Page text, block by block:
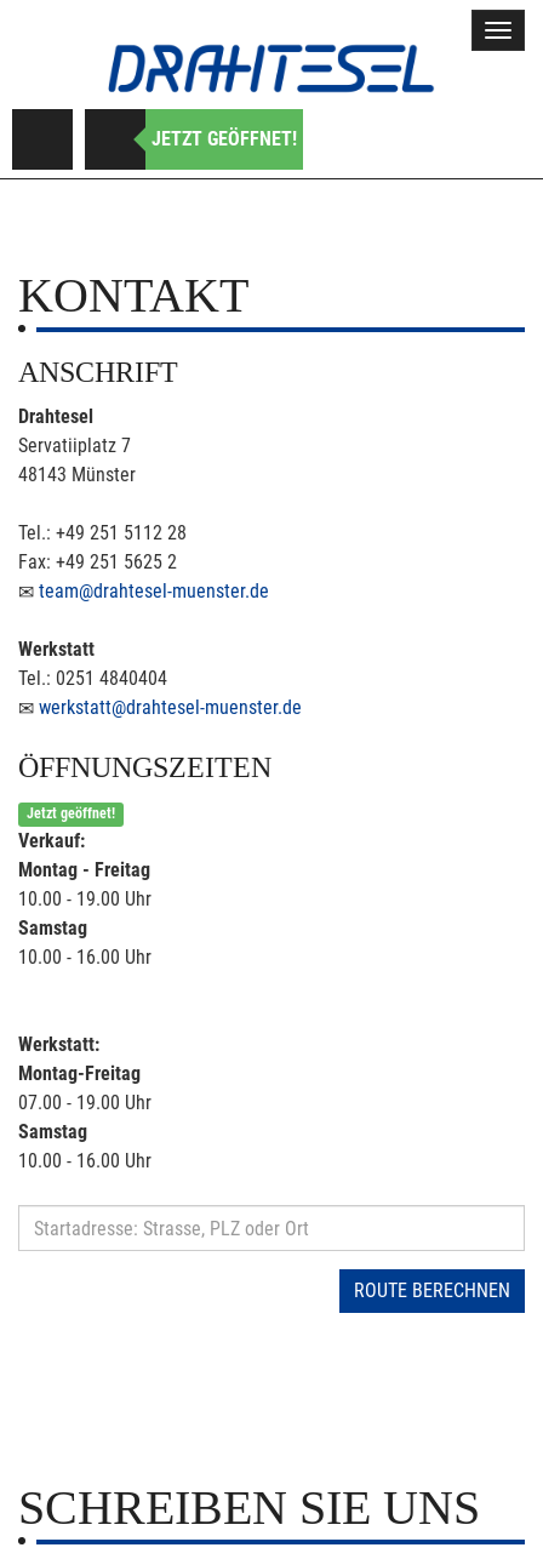
JETZT GEÖFFNET!
KONTAKT
ANSCHRIFT
Drahtesel
Servatiiplatz 7
48143 Münster
Tel.: +49 251 5112 28
Fax: +49 251 5625 2
team@drahtesel-muenster.de
Werkstatt
Tel.: 0251 4840404
werkstatt@drahtesel-muenster.de
ÖFFNUNGSZEITEN
Jetzt geöffnet!
Verkauf:
Montag - Freitag
10.00 - 19.00 Uhr
Samstag
10.00 - 16.00 Uhr
Werkstatt:
Montag-Freitag
07.00 - 19.00 Uhr
Samstag
10.00 - 16.00 Uhr
ROUTE BERECHNEN
SCHREIBEN SIE UNS